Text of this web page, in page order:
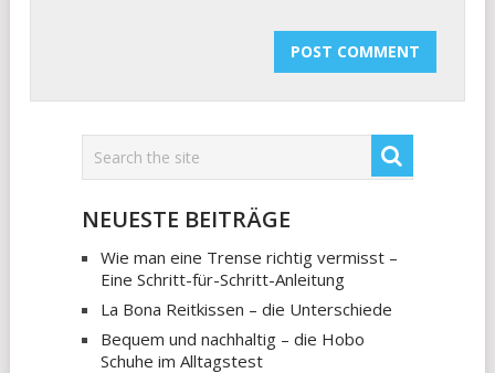
NEUESTE BEITRÄGE
Wie man eine Trense richtig vermisst –
Eine Schritt-für-Schritt-Anleitung
La Bona Reitkissen – die Unterschiede
Bequem und nachhaltig – die Hobo
Schuhe im Alltagstest